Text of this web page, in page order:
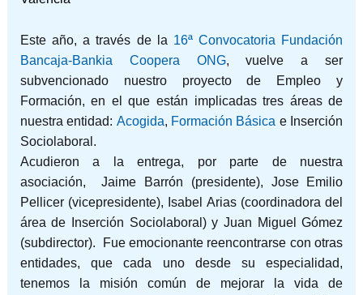
Este año, a través de la 16ª Convocatoria Fundación
Bancaja-Bankia Coopera ONG, vuelve a ser
subvencionado nuestro proyecto de Empleo y
Formación, en el que están implicadas tres áreas de
nuestra entidad: Acogida, Formación Básica e Inserción
Sociolaboral.
Acudieron a la entrega, por parte de nuestra
asociación, Jaime Barrón (presidente), Jose Emilio
Pellicer (vicepresidente), Isabel Arias (coordinadora del
área de Inserción Sociolaboral) y Juan Miguel Gómez
(subdirector). Fue emocionante reencontrarse con otras
entidades, que cada uno desde su especialidad,
tenemos la misión común de mejorar la vida de